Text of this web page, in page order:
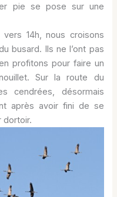
pie se pose sur une
14h, nous croisons
busard. Ils ne l’ont pas
profitons pour faire un
Sur la route du
cendrées, désormais
après avoir fini de se
dortoir.